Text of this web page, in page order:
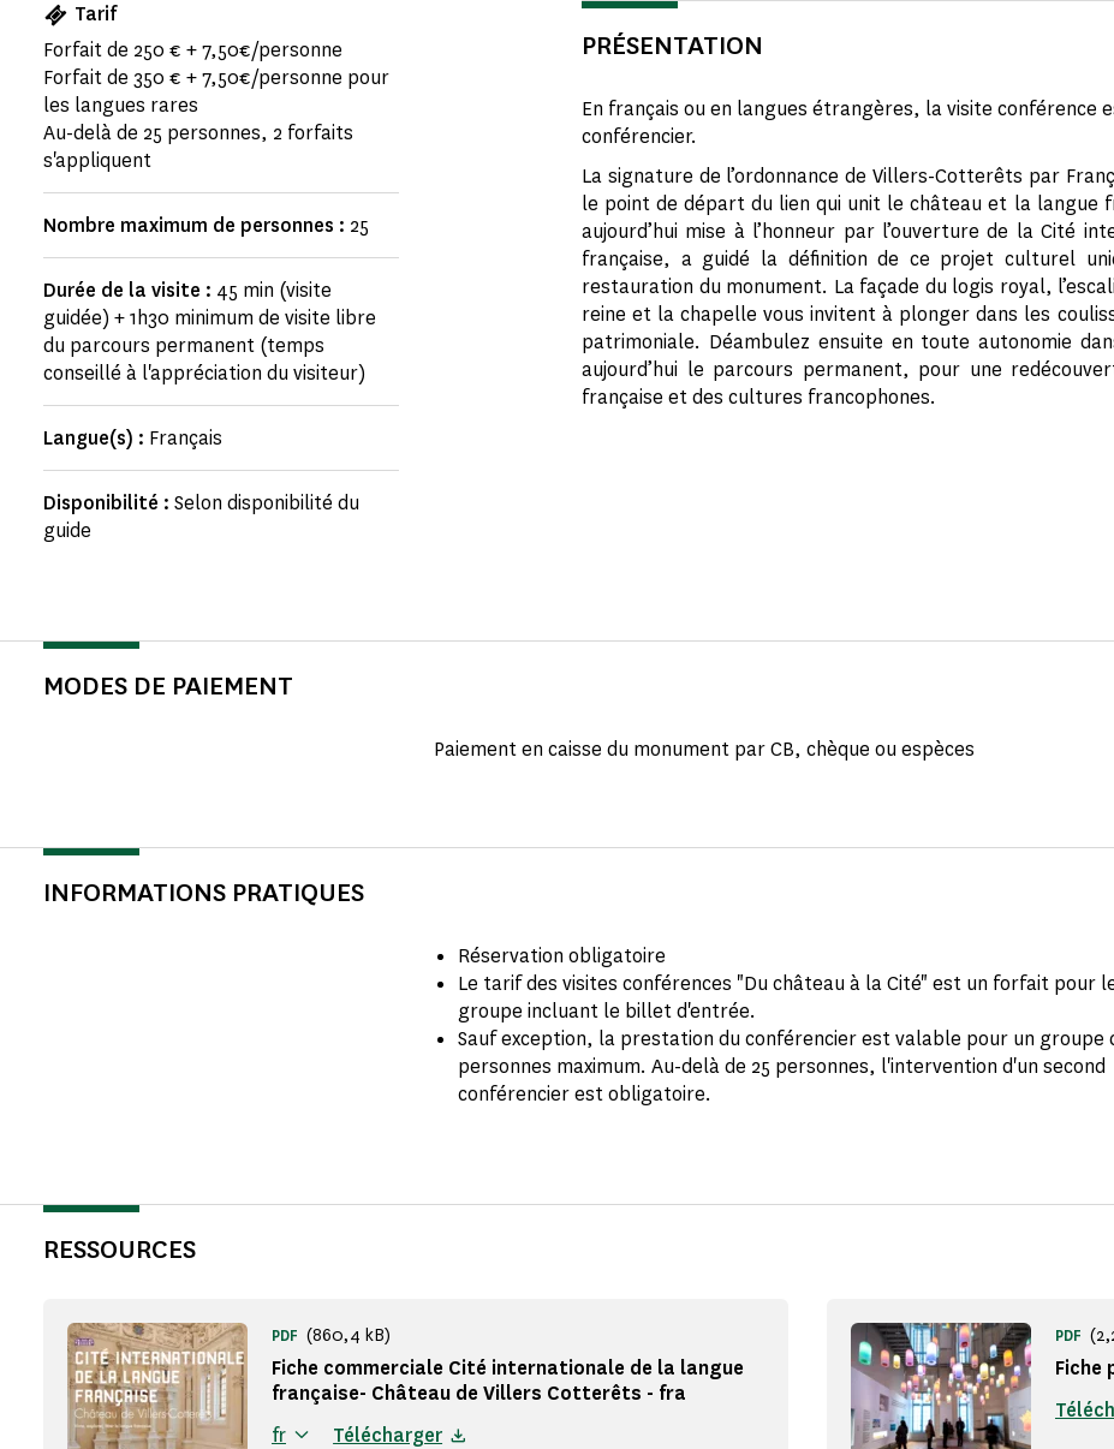
Tarif
Forfait de 250 € + 7,50€/personne
Forfait de 350 € + 7,50€/personne pour
les langues rares
Au-delà de 25 personnes, 2 forfaits
s'appliquent
Nombre maximum de personnes : 25
Durée de la visite : 45 min (visite
guidée) + 1h30 minimum de visite libre
du parcours permanent (temps
conseillé à l'appréciation du visiteur)
Langue(s) : Français
Disponibilité : Selon disponibilité du
guide
PRÉSENTATION
En français ou en langues étrangères, la visite conférence
conférencier.
La signature de l’ordonnance de Villers-Cotterêts par
le point de départ du lien qui unit le château et la langue
aujourd’hui mise à l’honneur par l’ouverture de la Cité
française, a guidé la définition de ce projet culturel
restauration du monument. La façade du logis royal,
reine et la chapelle vous invitent à plonger dans les
patrimoniale. Déambulez ensuite en toute autonomie
aujourd’hui le parcours permanent, pour une
française et des cultures francophones.
MODES DE PAIEMENT
Paiement en caisse du monument par CB, chèque ou espèces
INFORMATIONS PRATIQUES
Réservation obligatoire
Le tarif des visites conférences "Du château à la Cité" est un forfait pour
groupe incluant le billet d'entrée.
Sauf exception, la prestation du conférencier est valable pour un groupe
personnes maximum. Au-delà de 25 personnes, l'intervention d'un second
conférencier est obligatoire.
RESSOURCES
Fiche commerciale Cité internationale de la langue
française- Château de Villers Cotterêts - fra
PDF (860,4 kB)
fr Télécharger
Fiche
PDF